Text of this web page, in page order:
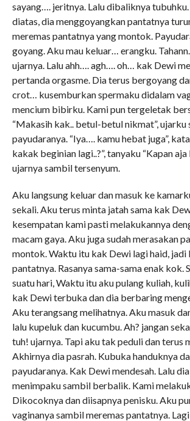
sayang…. jeritnya. Lalu dibaliknya
diatas, dia menggoyangkan pantatnya
meremas pantatnya yang montok.
goyang. Aku mau keluar… erangku.
ujarnya. Lalu ahh…. agh…. oh… kak Dewi
pertanda orgasme. Dia terus bergoyang
crot… kusemburkan spermaku didalam
mencium bibirku. Kami pun tergeletak
“Makasih kak.. betul-betul nikmat”, ujarku
payudaranya. “Iya…. kamu hebat juga”,
kakak beginian lagi..?”, tanyaku “Kapan aja
ujarnya sambil tersenyum.
Aku langsung keluar dan masuk ke
sekali. Aku terus minta jatah sama kak
kesempatan kami pasti melakukannya
macam gaya. Aku juga sudah merasakan
montok. Waktu itu kak Dewi lagi haid, jadi
pantatnya. Rasanya sama-sama enak kok.
suatu hari, Waktu itu aku pulang kuliah,
kak Dewi terbuka dan dia berbaring
Aku terangsang melihatnya. Aku masuk
lalu kupeluk dan kucumbu. Ah? jangan
tuh! ujarnya. Tapi aku tak peduli dan terus
Akhirnya dia pasrah. Kubuka handuknya
payudaranya. Kak Dewi mendesah. Lalu
menimpaku sambil berbalik. Kami
Dikocoknya dan diisapnya penisku. Aku
vaginanya sambil meremas pantatnya.